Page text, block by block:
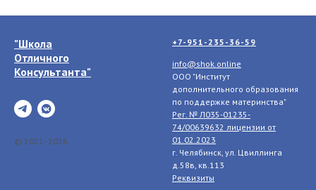
"Школа
Отличного
Консультанта"
© 2021- 2026
+7-951-235-36-59
info@shok.online
ООО "Институт
дополнительного образования
по поддержке материнства"
Рег. № Л035-01235-
74/00639632 лицензии от
01.02.2023
г. Челябинск, ул. Цвиллинга
д.58в, кв.113
Реквизиты